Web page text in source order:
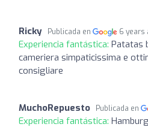
Ricky Publicada en 6 years
Experiencia fantástica: Patatas
cameriera simpaticissima e
consigliare
MuchoRepuesto Publicada en
Experiencia fantástica: